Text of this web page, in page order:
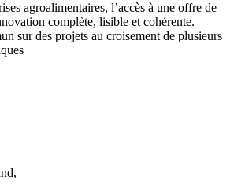
agroalimentaires, l’accès à une offre de
complète, lisible et cohérente.
sur des projets au croisement de plusieurs